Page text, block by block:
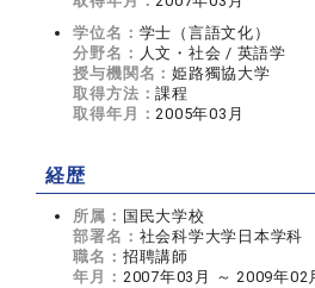
学位名： 学士（言語文化）
分野名： 人文・社会 / 英語学
授与機関名：姫路獨協大学
取得方法：課程
取得年月：2005年03月
経歴
所属： 国民大学校
部署名： 社会科学大学日本学科
職名： 招聘講師
年月： 2007年03月 ～ 2009年02